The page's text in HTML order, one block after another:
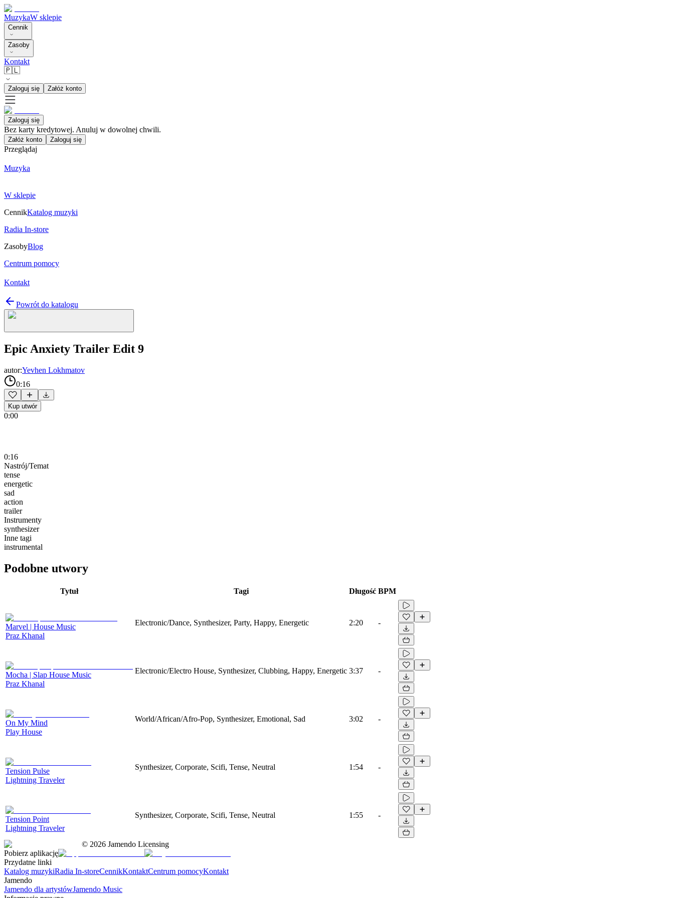
MuzykaW sklepie
Cennik
Zasoby
Kontakt
🇵🇱
Zaloguj się Załóż konto
Zaloguj się
Bez karty kredytowej. Anuluj w dowolnej chwili.
Załóż konto Zaloguj się
Przeglądaj
Muzyka
W sklepie
CennikKatalog muzyki
Radia In-store
ZasobyBlog
Centrum pomocy
Kontakt
Powrót do katalogu
Epic Anxiety Trailer Edit 9
autor:Yevhen Lokhmatov
0:16
Kup utwór
0:00
0:16
Nastrój/Temat
tense
energetic
sad
action
trailer
Instrumenty
synthesizer
Inne tagi
instrumental
Podobne utwory
Tytuł Tagi Długość BPM
Marvel | House Music
Praz Khanal
Electronic/Dance, Synthesizer, Party, Happy, Energetic 2:20 -
Mocha | Slap House Music
Praz Khanal
Electronic/Electro House, Synthesizer, Clubbing, Happy, Energetic 3:37 -
On My Mind
Play House
World/African/Afro-Pop, Synthesizer, Emotional, Sad 3:02 -
Tension Pulse
Lightning Traveler
Synthesizer, Corporate, Scifi, Tense, Neutral 1:54 -
Tension Point
Lightning Traveler
Synthesizer, Corporate, Scifi, Tense, Neutral 1:55 -
© 2026 Jamendo Licensing
Pobierz aplikację
Przydatne linki
Katalog muzykiRadia In-storeCennikKontaktCentrum pomocyKontakt
Jamendo
Jamendo dla artystówJamendo Music